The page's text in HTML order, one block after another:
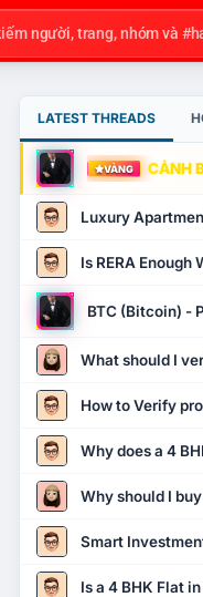
LATEST THREADS
VÀNG CẢNH
Luxury
Is RERA Enough
BTC (Bitcoin) -
What should I
How to Verify
Why does a 4
Why should I
Smart
Is a 4 BHK Flat